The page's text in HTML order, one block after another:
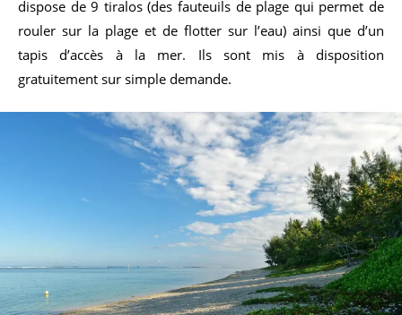
dispose de 9 tiralos (des fauteuils de plage qui permet de
rouler sur la plage et de flotter sur l’eau) ainsi que d’un
tapis d’accès à la mer. Ils sont mis à disposition
gratuitement sur simple demande.